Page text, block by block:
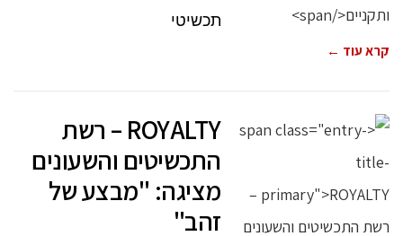
תכשיטי
קרא עוד ←
ROYALTY – רשת
התכשיטים והשעונים
מציגה: "מבצע של
זהב"